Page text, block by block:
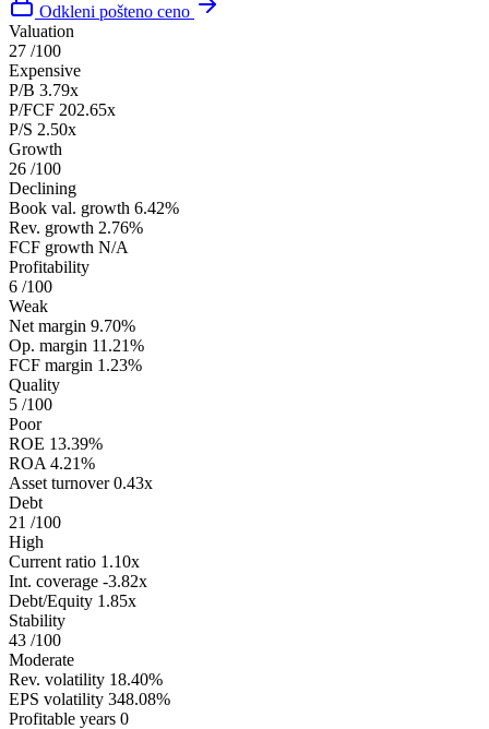
Odkleni pošteno ceno
Valuation
27 /100
Expensive
P/B 3.79x
P/FCF 202.65x
P/S 2.50x
Growth
26 /100
Declining
Book val. growth 6.42%
Rev. growth 2.76%
FCF growth N/A
Profitability
6 /100
Weak
Net margin 9.70%
Op. margin 11.21%
FCF margin 1.23%
Quality
5 /100
Poor
ROE 13.39%
ROA 4.21%
Asset turnover 0.43x
Debt
21 /100
High
Current ratio 1.10x
Int. coverage -3.82x
Debt/Equity 1.85x
Stability
43 /100
Moderate
Rev. volatility 18.40%
EPS volatility 348.08%
Profitable years 0